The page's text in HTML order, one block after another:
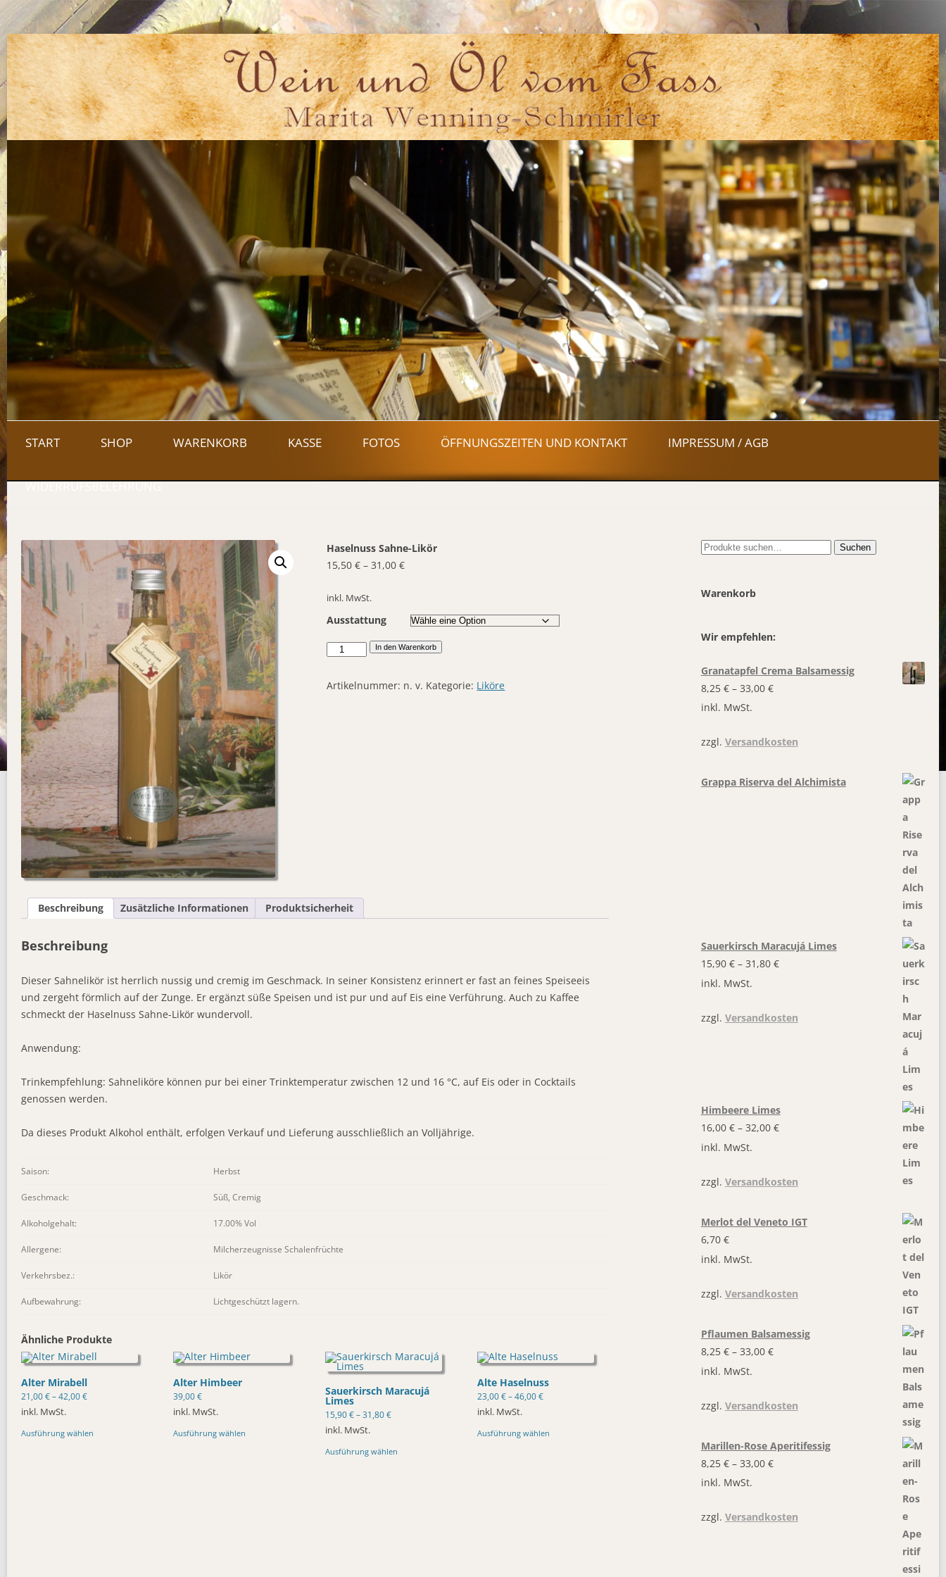
Zum
springen
START SHOP WARENKORB KASSE FOTOS ÖFFNUNGSZEITEN UND KONTAKT IMPRESSUM / AGB
WIDERRUFSBELEHRUNG
Haselnuss Sahne-Likör
15,50€ –31,00€
inkl. MwSt.
Ausstattung
Haselnuss
Likör
In den Warenkorb
Artikelnummer: n. v. Kategorie: Liköre
Beschreibung Zusätzliche Informationen Produktsicherheit
Beschreibung
Dieser Sahnelikör ist herrlich nussig und cremig im Geschmack. In seiner Konsistenz erinnert er fast an feines Speiseeis
und zergeht förmlich auf der Zunge. Er ergänzt süße Speisen und ist pur und auf Eis eine Verführung. Auch zu Kaffee
schmeckt der Haselnuss Sahne-Likör wundervoll.
Anwendung:
Trinkempfehlung: Sahneliköre können pur bei einer Trinktemperatur zwischen 12 und 16 °C, auf Eis oder in Cocktails
genossen werden.
Da dieses Produkt Alkohol enthält, erfolgen Verkauf und Lieferung ausschließlich an Volljährige.
Saison: Herbst
Geschmack: Süß, Cremig
Alkoholgehalt: 17.00% Vol
Allergene: Milcherzeugnisse Schalenfrüchte
Verkehrsbez.: Likör
Aufbewahrung: Lichtgeschützt lagern.
Ähnliche Produkte
Alter Mirabell
21,00€–42,00€
inkl. MwSt.
Ausführung wählen
Alter Himbeer
39,00€
inkl. MwSt.
Ausführung wählenProdukt
Sauerkirsch Maracujá
Limes
15,90€–31,80€
inkl. MwSt.
Ausführung wählenProdukt
Alte Haselnuss
23,00€–46,00€
inkl. MwSt.
Ausführung wählenProdukt
Suche
nach: Suchen
Warenkorb
Wir empfehlen:
Granatapfel Crema Balsamessig
8,25 €– 33,00 €
inkl. MwSt.
zzgl. Versandkosten
Grappa Riserva del Alchimista
Sauerkirsch Maracujá Limes
15,90 €– 31,80 €
inkl. MwSt.
zzgl. Versandkosten
Himbeere Limes
16,00 €– 32,00 €
inkl. MwSt.
zzgl. Versandkosten
Merlot del Veneto IGT
6,70 €
inkl. MwSt.
zzgl. Versandkosten
Pflaumen Balsamessig
8,25 €– 33,00 €
inkl. MwSt.
zzgl. Versandkosten
Marillen-Rose Aperitifessig
8,25 €– 33,00 €
inkl. MwSt.
zzgl. Versandkosten